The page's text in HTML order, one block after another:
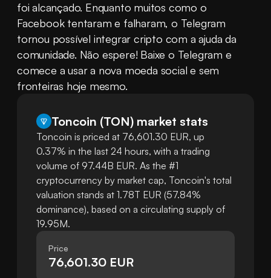
foi alcançado. Enquanto muitos como o
Facebook tentaram e falharam, o Telegram
tornou possível integrar cripto com a ajuda da
comunidade. Não espere! Baixe o Telegram e
comece a usar a nova moeda social e sem
fronteiras hoje mesmo.
Toncoin (TON) market stats
Toncoin is priced at 76,601.30 EUR, up
0.37% in the last 24 hours, with a trading
volume of 97.44B EUR. As the #1
cryptocurrency by market cap, Toncoin's total
valuation stands at 1.78T EUR (57.84%
dominance), based on a circulating supply of
19.95M.
Price
76,601.30 EUR